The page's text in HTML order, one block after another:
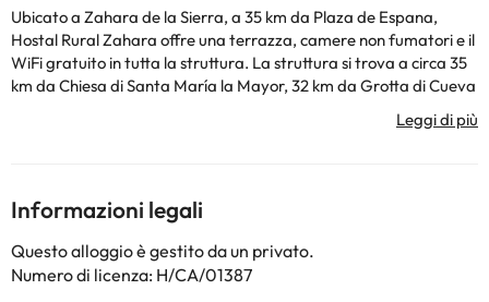
Ubicato a Zahara de la Sierra, a 35 km da Plaza de Espana,
Hostal Rural Zahara offre una terrazza, camere non fumatori e il
WiFi gratuito in tutta la struttura. La struttura si trova a circa 35
km da Chiesa di Santa María la Mayor, 32 km da Grotta di Cueva
del Gato e 34 km da Alameda del Tajo. Questo affittacamere
presso Hostal Rural Zahara hanno l’aria condizionata e un
armadio. Ponte Nuevo di Ronda è a 35 km da questa struttura,
mentre Stazione ferroviaria di Ronda si trova a 35 km dalla
struttura. Aeroporto di Jerez si trova a 86 km di distanza.
Informazioni legali
Questo alloggio è gestito da un privato.
Numero di licenza: H/CA/01387